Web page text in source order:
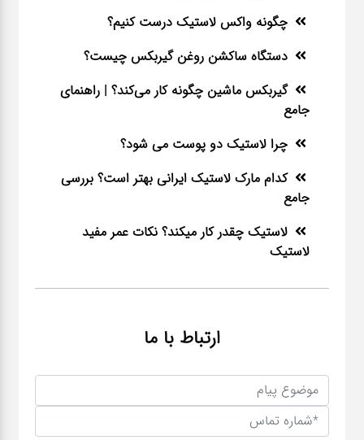
چگونه واکس لاستیک درست کنیم؟
دستگاه ساکشن روغن گیربکس چیست؟
گیربکس ماشین چگونه کار می‌کند؟ | راهنمای
جامع
چرا لاستیک دو پوست می شود؟
کدام مارک لاستیک ایرانی بهتر است؟ بررسی
جامع
لاستیک چقدر کار میکند؟ نکات عمر مفید
لاستیک
ارتباط با ما